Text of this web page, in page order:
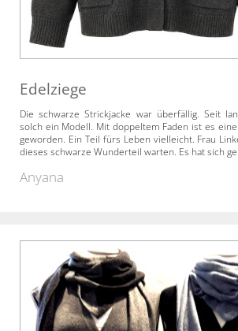
Edelziege
Die schwarze Strickjacke war überfällig. Seit
solch ein Modell. Mit doppeltem Faden ist es
geworden. Ein Teil fürs Leben vielleicht. Frau
dieses schwarze Wunderteil warten. Es hat sich
Anyana